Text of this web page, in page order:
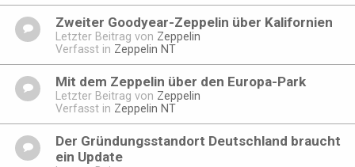
Zweiter Goodyear-Zeppelin über Kalifornien
Letzter Beitrag von Zeppelin
Verfasst in Zeppelin NT
Mit dem Zeppelin über den Europa-Park
Letzter Beitrag von Zeppelin
Verfasst in Zeppelin NT
Der Gründungsstandort Deutschland braucht
ein Update